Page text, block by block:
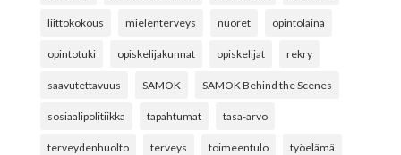
liittokokous mielenterveys nuoret opintolaina
opintotuki opiskelijakunnat opiskelijat rekry
saavutettavuus SAMOK SAMOK Behind the Scenes
sosiaalipolitiikka tapahtumat tasa-arvo
terveydenhuolto terveys toimeentulo työelämä